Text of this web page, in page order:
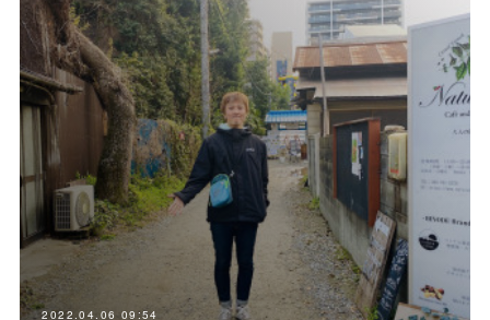
2022.04.06 09:54